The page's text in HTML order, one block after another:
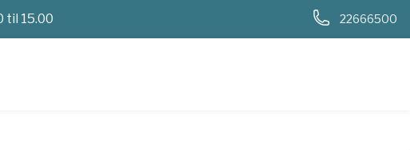
til 15.00 22666500
blåtrykt skala, med tut